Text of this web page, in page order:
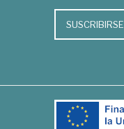
SUSCRIBIRSE